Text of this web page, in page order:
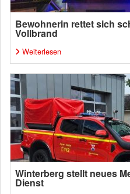
Bewohnerin rettet sich
Vollbrand
Weiterlesen
Winterberg stellt neues
Dienst